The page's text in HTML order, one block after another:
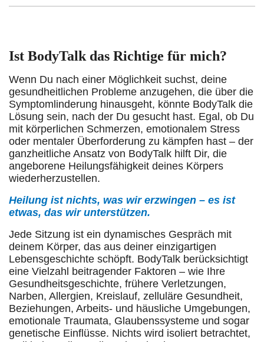
Ist BodyTalk das Richtige für mich?
Wenn Du nach einer Möglichkeit suchst, deine
gesundheitlichen Probleme anzugehen, die über die
Symptomlinderung hinausgeht, könnte BodyTalk die
Lösung sein, nach der Du gesucht hast. Egal, ob Du
mit körperlichen Schmerzen, emotionalem Stress
oder mentaler Überforderung zu kämpfen hast – der
ganzheitliche Ansatz von BodyTalk hilft Dir, die
angeborene Heilungsfähigkeit deines Körpers
wiederherzustellen.
Heilung ist nichts, was wir erzwingen – es ist
etwas, das wir unterstützen.
Jede Sitzung ist ein dynamisches Gespräch mit
deinem Körper, das aus deiner einzigartigen
Lebensgeschichte schöpft. BodyTalk berücksichtigt
eine Vielzahl beitragender Faktoren – wie Ihre
Gesundheitsgeschichte, frühere Verletzungen,
Narben, Allergien, Kreislauf, zelluläre Gesundheit,
Beziehungen, Arbeits- und häusliche Umgebungen,
emotionale Traumata, Glaubenssysteme und sogar
genetische Einflüsse. Nichts wird isoliert betrachtet,